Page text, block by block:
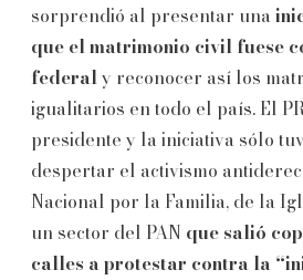
sorprendió al presentar una
que el matrimonio civil fuese
federaly reconocer así los
igualitarios en todo el país. El
presidente y la iniciativa sólo
despertar el activismo
Nacional por la Familia, de la
un sector del PAN que salió
calles a protestar contra la